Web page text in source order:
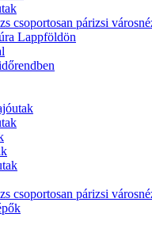
csoportosan párizsi
Lappföldön
csoportosan párizsi